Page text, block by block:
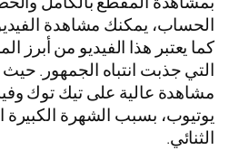
الحساب، يمكنك مشاهدة
كما يعتبر هذا الفيديو من أبرز
التي جذبت انتباه الجمهور.
مشاهدة عالية على تيك توك
يوتيوب، بسبب الشهرة الكبيرة
الثنائي.